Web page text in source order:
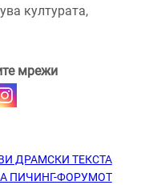
културата,
мрежи
ДРАМСКИ ТЕКСТА
ПИЧИНГ-ФОРУМОТ